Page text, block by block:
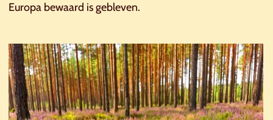
Europa bewaard is gebleven.